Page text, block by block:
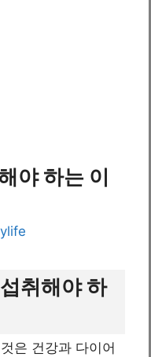
야 하는 이
취해야 하
은 건강과 다이어